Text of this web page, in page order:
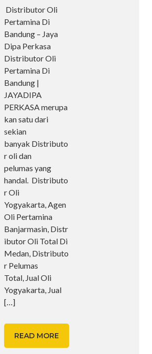
Distributor Oli
Pertamina Di
Bandung – Jaya
Dipa Perkasa
Distributor Oli
Pertamina Di
Bandung |
JAYADIPA
PERKASA merupa
kan satu dari
sekian
banyak Distributo
r oli dan
pelumas yang
handal. Distributo
r Oli
Yogyakarta, Agen
Oli Pertamina
Banjarmasin, Distr
ibutor Oli Total Di
Medan, Distributo
r Pelumas
Total, Jual Oli
Yogyakarta, Jual
[…]
READ MORE